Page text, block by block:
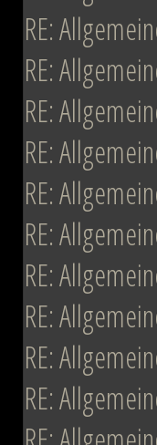
RE:
RE:
RE:
RE:
RE:
RE:
RE:
RE:
RE:
RE: